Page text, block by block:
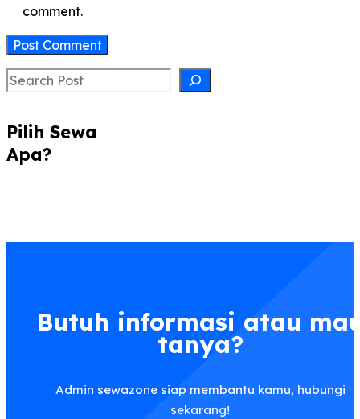
comment.
Search
Pilih Sewa
Apa?
Butuh informasi atau
tanya?
Admin sewazone siap membantu kamu, hubungi
sekarang!